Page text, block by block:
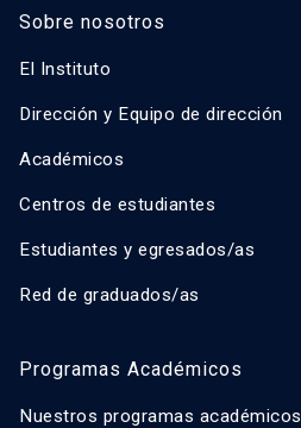
Sobre nosotros
El Instituto
Dirección y Equipo de dirección
Académicos
Centros de estudiantes
Estudiantes y egresados/as
Red de graduados/as
Programas Académicos
Nuestros programas académicos